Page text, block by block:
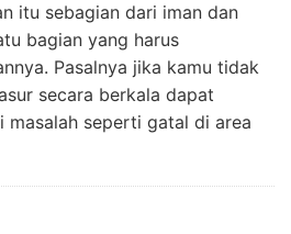
itu sebagian dari iman dan
bagian yang harus
Pasalnya jika kamu tidak
secara berkala dapat
masalah seperti gatal di area